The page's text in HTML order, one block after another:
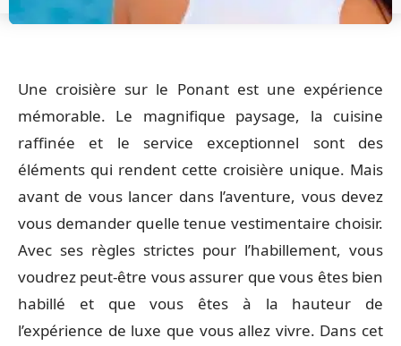
Une croisière sur le Ponant est une expérience
mémorable. Le magnifique paysage, la cuisine
raffinée et le service exceptionnel sont des
éléments qui rendent cette croisière unique. Mais
avant de vous lancer dans l’aventure, vous devez
vous demander quelle tenue vestimentaire choisir.
Avec ses règles strictes pour l’habillement, vous
voudrez peut-être vous assurer que vous êtes bien
habillé et que vous êtes à la hauteur de
l’expérience de luxe que vous allez vivre. Dans cet